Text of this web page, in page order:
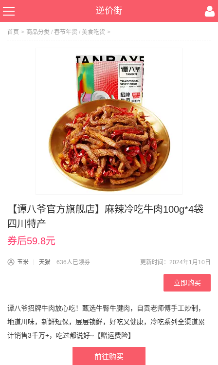
逆价街
首页 > 商品分类 / 春节年货 / 美食吃货 >
【谭八爷官方旗舰店】麻辣冷吃牛肉100g*4袋
四川特产
券后59.8元
玉米 天猫 636人已领券 更新时间：2024年1月10日
立即购买
谭八爷招牌牛肉放心吃！甄选牛臀牛腱肉，自贡老师傅手工炒制，
地道川味，新鲜短保，层层锁鲜，好吃又健康，冷吃系列全渠道累
计销售3千万+，吃过都说好~【赠运费险】
前往购买